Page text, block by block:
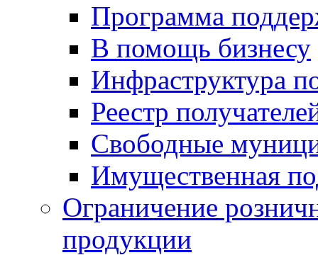
Программа
В помощь бизнесу
Инфраструктура
Реестр
Свободные
Имущественная
Ограничение
продукции